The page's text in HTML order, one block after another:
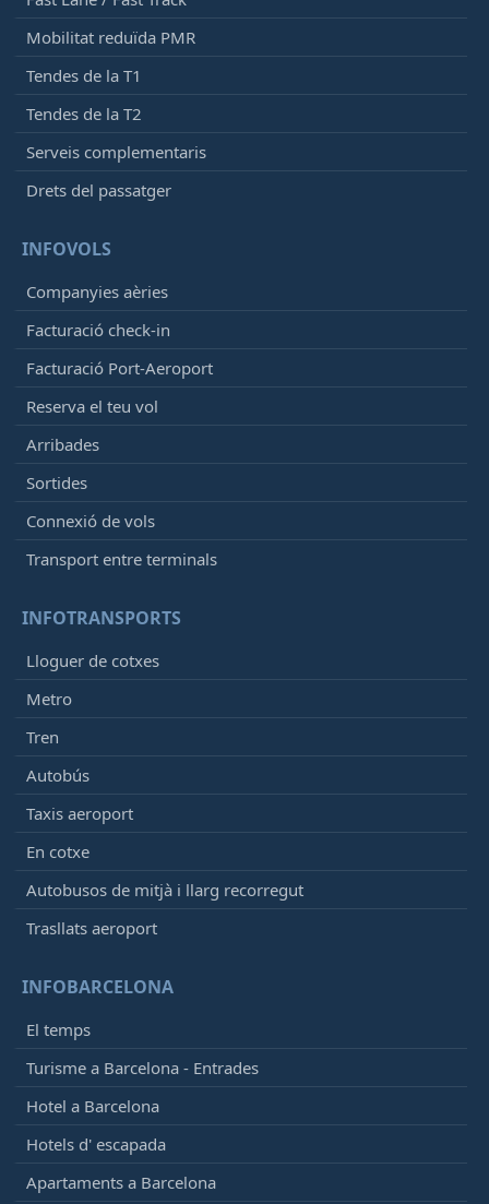
Mobilitat reduïda PMR
Tendes de la T1
Tendes de la T2
Serveis complementaris
Drets del passatger
INFOVOLS
Companyies aèries
Facturació check-in
Facturació Port-Aeroport
Reserva el teu vol
Arribades
Sortides
Connexió de vols
Transport entre terminals
INFOTRANSPORTS
Lloguer de cotxes
Metro
Tren
Autobús
Taxis aeroport
En cotxe
Autobusos de mitjà i llarg recorregut
Trasllats aeroport
INFOBARCELONA
El temps
Turisme a Barcelona - Entrades
Hotel a Barcelona
Hotels d' escapada
Apartaments a Barcelona